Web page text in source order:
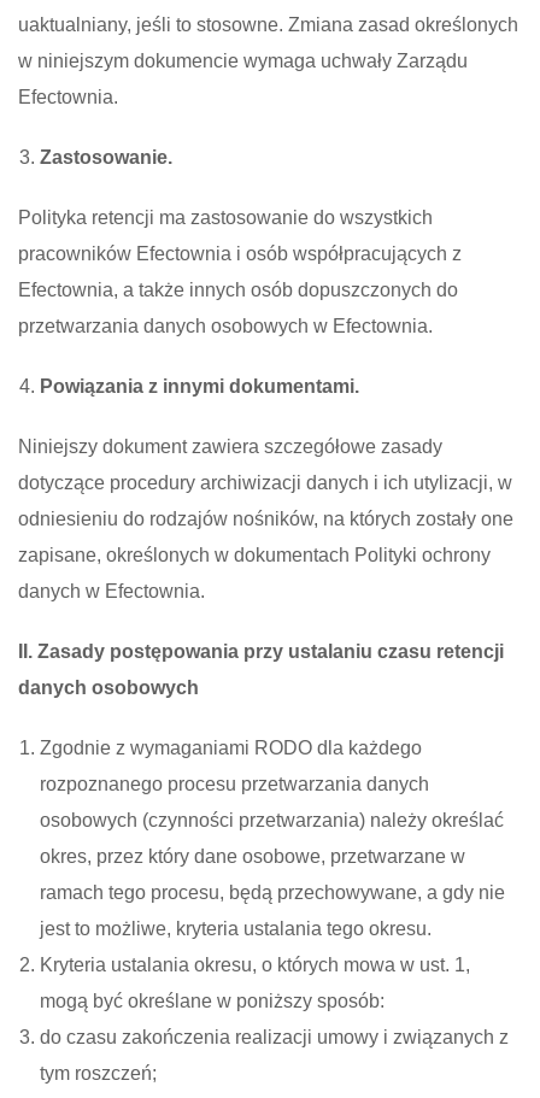
uaktualniany, jeśli to stosowne. Zmiana zasad określonych
w niniejszym dokumencie wymaga uchwały Zarządu
Efectownia.
Zastosowanie.
Polityka retencji ma zastosowanie do wszystkich
pracowników Efectownia i osób współpracujących z
Efectownia, a także innych osób dopuszczonych do
przetwarzania danych osobowych w Efectownia.
Powiązania z innymi dokumentami.
Niniejszy dokument zawiera szczegółowe zasady
dotyczące procedury archiwizacji danych i ich utylizacji, w
odniesieniu do rodzajów nośników, na których zostały one
zapisane, określonych w dokumentach Polityki ochrony
danych w Efectownia.
II. Zasady postępowania przy ustalaniu czasu retencji
danych osobowych
Zgodnie z wymaganiami RODO dla każdego
rozpoznanego procesu przetwarzania danych
osobowych (czynności przetwarzania) należy określać
okres, przez który dane osobowe, przetwarzane w
ramach tego procesu, będą przechowywane, a gdy nie
jest to możliwe, kryteria ustalania tego okresu.
Kryteria ustalania okresu, o których mowa w ust. 1,
mogą być określane w poniższy sposób:
do czasu zakończenia realizacji umowy i związanych z
tym roszczeń;